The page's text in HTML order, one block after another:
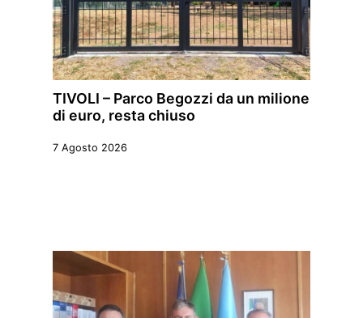
TIVOLI – Parco Begozzi da un milione
di euro, resta chiuso
7 Agosto 2026